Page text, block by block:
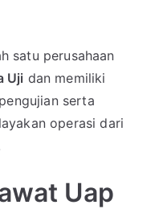
satu perusahaan
Uji dan memiliki
serta
operasi dari
Uap